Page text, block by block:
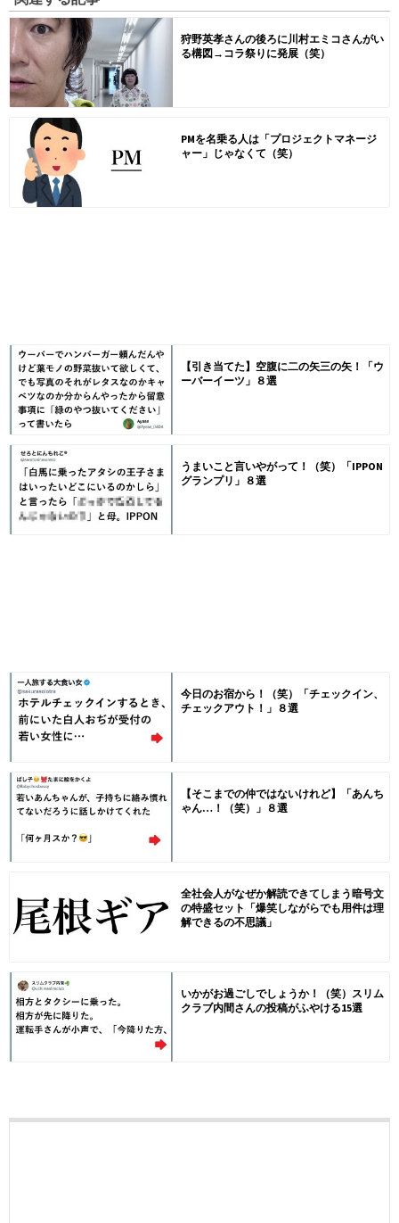
狩野英孝さんの後ろに川村エミコさんがい
る構図→コラ祭りに発展（笑）
PMを名乗る人は「プロジェクトマネージ
ャー」じゃなくて（笑）
【引き当てた】空腹に二の矢三の矢！「ウ
ーバーイーツ」８選
うまいこと言いやがって！（笑）「IPPON
グランプリ」８選
今日のお宿から！（笑）「チェックイン、
チェックアウト！」８選
【そこまでの仲ではないけれど】「あんち
ゃん…！（笑）」８選
全社会人がなぜか解読できてしまう暗号文
の特盛セット「爆笑しながらでも用件は理
解できるの不思議」
いかがお過ごしでしょうか！（笑）スリム
クラブ内間さんの投稿がふやける15選